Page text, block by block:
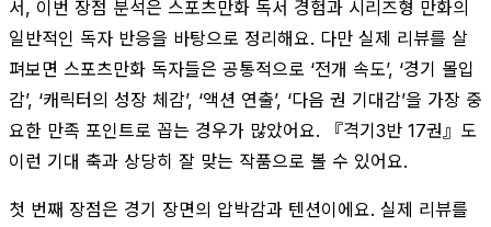
서, 이번 장점 분석은 스포츠만화 독서 경험과 시리즈형 만화의
일반적인 독자 반응을 바탕으로 정리해요. 다만 실제 리뷰를 살
펴보면 스포츠만화 독자들은 공통적으로 ‘전개 속도’, ‘경기 몰입
감’, ‘캐릭터의 성장 체감’, ‘액션 연출’, ‘다음 권 기대감’을 가장 중
요한 만족 포인트로 꼽는 경우가 많았어요. 『격기3반 17권』도
이런 기대 축과 상당히 잘 맞는 작품으로 볼 수 있어요.
첫 번째 장점은 경기 장면의 압박감과 텐션이에요. 실제 리뷰를